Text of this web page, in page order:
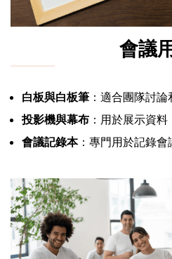
會議
白板與白板筆 ：適合團隊討論
投影機與幕布 ：用於展示資料
會議記錄本：專門用於記錄會